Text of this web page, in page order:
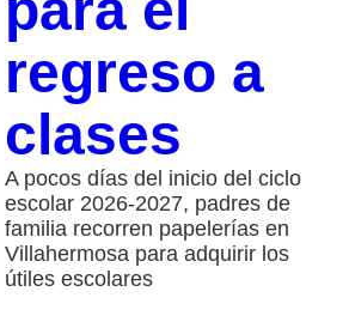
regreso a
clases
A pocos días del inicio del ciclo
escolar 2026-2027, padres de
familia recorren papelerías en
Villahermosa para adquirir los
útiles escolares